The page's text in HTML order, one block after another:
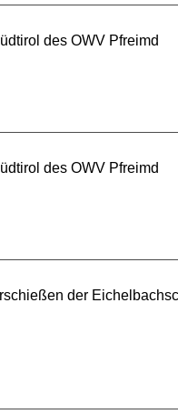
des OWV Pfreimd
des OWV Pfreimd
der